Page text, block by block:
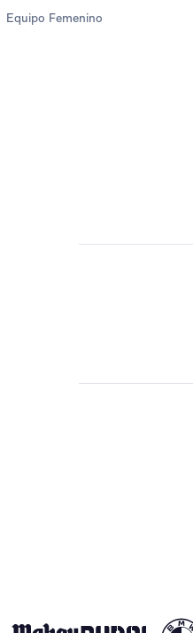
Equipo Femenino